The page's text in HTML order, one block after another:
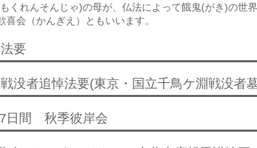
くれんそんじゃ)の母が、仏法によって餓鬼(がき)の世
会（かんぎえ）ともいいます。
要
没者追悼法要(東京・国立千鳥ケ淵戦没者
日間 秋季彼岸会